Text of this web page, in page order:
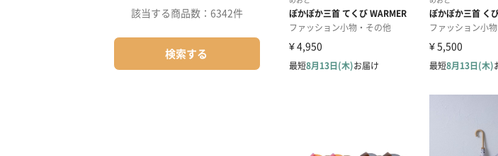
該当する商品数： 6342件
検索する